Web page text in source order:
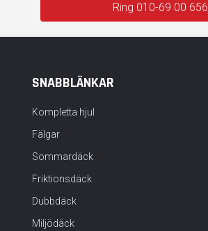
Ring 010-69 00 656
SNABBLÄNKAR
Kompletta hjul
Fälgar
Sommardäck
Friktionsdäck
Dubbdäck
Miljödäck